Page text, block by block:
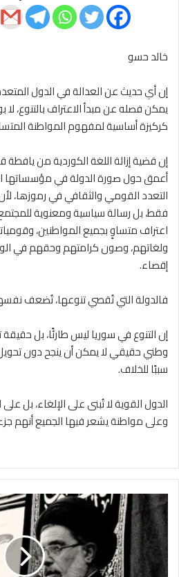
خالد حسو
إن أي حديث عن العدالة في الدول
يمكن فصله عن مبدأ الاعتراف بالتنوع، لا
كركيزة أساسية لمفهوم المواطنة
إن قضية إزالة اللغة الكوردية من
أعمق حول صورة الدولة في مؤسساتها
التعدد القومي والثقافي في رموزها،
فقط، بل رسالة سياسية ومعنوية
اعتراف متساوٍ بجميع المواطنين،
ولغاتهم، وصون كرامتهم وحقهم في
إقصاء.
فالدولة التي تُقصي تنوعها، تُضعف
إن التنوع في سوريا ليس طارئًا، بل
وطني حقيقي لا يمكن أن ينجح دون
سببًا للخلاف.
الدول القوية لا تُبنى على الإلغاء، بل على
وعلى مواطنة يشعر فيها الجميع أنهم
تنظيم
"دا*عش"
يتبنى
اغتيال
رجل
دين